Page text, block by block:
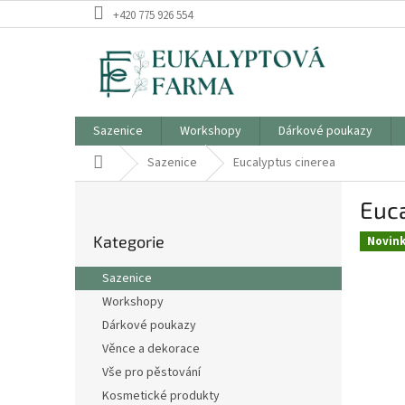
na
+420 775 926 554
Sazenice Workshopy Dárkové poukazy
Domů Sazenice Eucalyptus cinerea
r
a
kategorie
Kategorie
Sazenice
Workshopy
Dárkové poukazy
Věnce a dekorace
Vše pro pěstování
Kosmetické produkty